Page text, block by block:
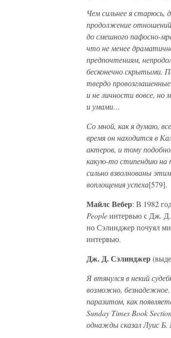
Чем сильнее я
продолжение отношений
до смешного пафосно-
что не менее
предпочтениям,
бесконечно скрытыми.
твердо
и не личности вовсе,
и умами…
Со мной, как я думаю,
время он находится в
актеров, и тому
какую-то стипендию на
сильно взволнованы
воплощения успеха[579].
Майлс Вебер: В 1982
Peopleинтервью с Дж. Д.
но Сэлинджер почуял
интервью.
Дж. Д. Сэлинджер
Я втянулся в некий
возможно, безнадежное.
паразитом, как
Sunday Times Book
однажды сказал Луис Б.